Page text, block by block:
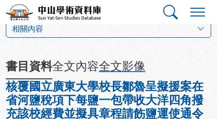
跳到主要內容
中山學術資料庫
相關內容
書目資料全文內容全文影像
核覆國立廣東大學校長鄒魯呈擬援案在
省河鹽稅項下每鹽一包帶收大洋四角撥
充該校經費並擬具章程請飭鹽運使通令